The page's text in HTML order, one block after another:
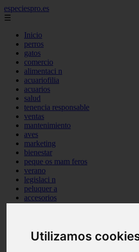
Utilizamos
especiespro.es
☰
Inicio
perros
gatos
comercio
alimentaci n
acuariofilia
acuarios
salud
tenencia responsable
ventas
mantenimiento
aves
marketing
bienestar
peque os mam feros
verano
legislaci n
peluquer a
accesorios
comportamiento
protagonistas